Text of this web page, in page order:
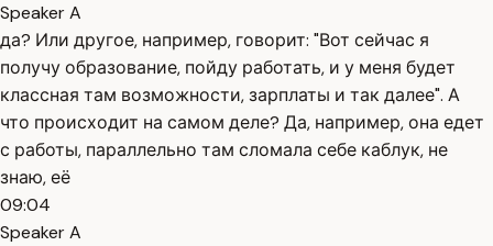
Speaker A
да? Или другое, например, говорит: "Вот сейчас я
получу образование, пойду работать, и у меня будет
классная там возможности, зарплаты и так далее". А
что происходит на самом деле? Да, например, она едет
с работы, параллельно там сломала себе каблук, не
знаю, её
09:04
Speaker A